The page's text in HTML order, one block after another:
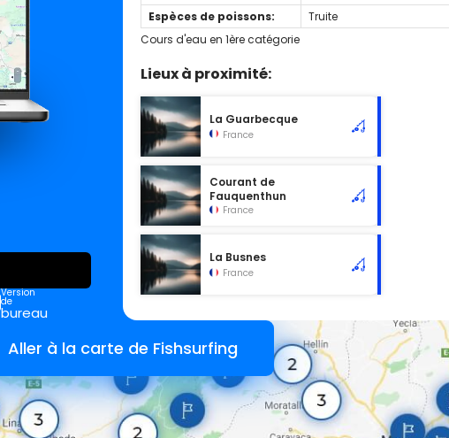
Version
de
bureau
Espèces de poissons:
Truite
Cours d'eau en 1ère catégorie
Lieux à proximité:
La Guarbecque
France
Courant de
Fauquenthun
France
La Busnes
France
Aller à la carte de Fishsurfing